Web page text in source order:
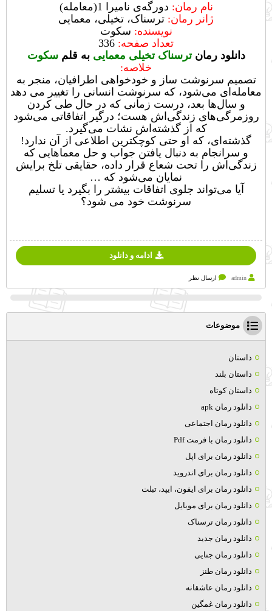
نام رمان: دورگه‌ی نامیرا 1(معامله)
ژانر رمان: ترسناک، تخیلی، معمایی
نویسنده: سکوت
تعداد صفحه:
دانلود رمانترسناک تخیلی معمایی به قلمسکوت
خلاصه:
تصمیم سرنوشت ساز و خودخواهی اطرافیان، منجر به
معامله‌ای می‌شود، که سرنوشت انسانی را تغییر می دهد
و سال‌ها بعد، درست زمانی که در حال طی کردن
روزمرگی‌های زندگی‌اش هست؛ درگیر اتفاقاتی می‌شود
که از گذشته‌اش نشات می‌گیرد.
گذشته‌ای، که او حتی کوچکترین اطلاعی از آن ندارد!
و سرانجام به دنبال یافتن جواب و حل معماهایی که
زندگی‌اش را تحت شعاع قرار داده، حقایقی تلخ برایش
نمایان می‌شود که …
آیا می‌تواند جلوی اتفاقات بیشتر را بگیرد یا تسلیم
سرنوشت خود می شود؟
ادامه و دانلود
admin ارسال نظر
موضوعات
داستان
داستان بلند
داستان کوتاه
دانلود رمان apk
دانلود رمان اجتماعی
دانلود رمان با فرمت Pdf
دانلود رمان برای اپل
دانلود رمان برای اندروید
دانلود رمان برای ایفون، ایپد، تبلت
دانلود رمان برای موبایل
دانلود رمان ترسناک
دانلود رمان جدید
دانلود رمان جنایی
دانلود رمان طنز
دانلود رمان عاشقانه
دانلود رمان غمگین